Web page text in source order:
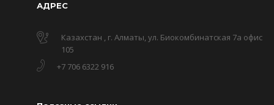
АДРЕС
Казахстан , г. Алматы, ул. Биокомбинатская 7а офис
105
+7 706 6322 916